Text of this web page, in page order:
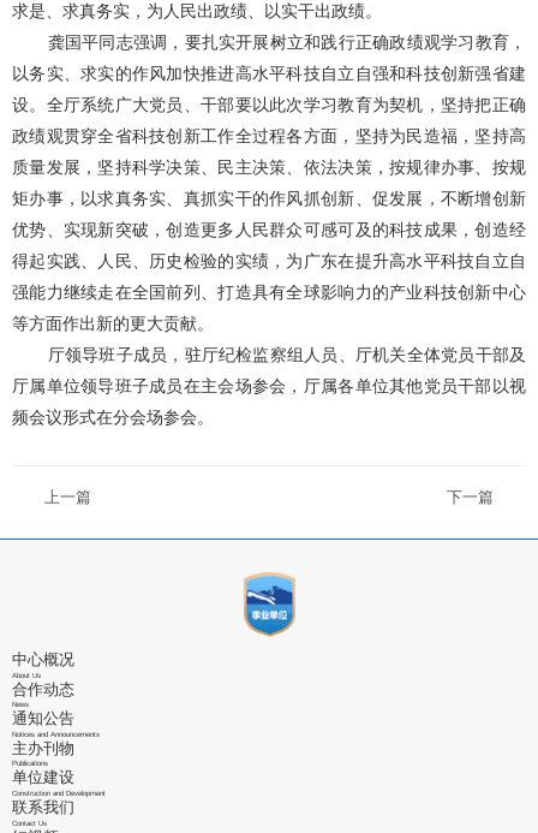
求是、求真务实，为人民出政绩、以实干出政绩。
龚国平同志强调，要扎实开展树立和践行正确政绩观学习教育，
以务实、求实的作风加快推进高水平科技自立自强和科技创新强省建
设。全厅系统广大党员、干部要以此次学习教育为契机，坚持把正确
政绩观贯穿全省科技创新工作全过程各方面，坚持为民造福，坚持高
质量发展，坚持科学决策、民主决策、依法决策，按规律办事、按规
矩办事，以求真务实、真抓实干的作风抓创新、促发展，不断增创新
优势、实现新突破，创造更多人民群众可感可及的科技成果，创造经
得起实践、人民、历史检验的实绩，为广东在提升高水平科技自立自
强能力继续走在全国前列、打造具有全球影响力的产业科技创新中心
等方面作出新的更大贡献。
厅领导班子成员，驻厅纪检监察组人员、厅机关全体党员干部及
厅属单位领导班子成员在主会场参会，厅属各单位其他党员干部以视
频会议形式在分会场参会。
上一篇 下一篇
中心概况
About Us
合作动态
News
通知公告
Notices and Announcements
主办刊物
Publications
单位建设
Construction and Development
联系我们
Contact Us